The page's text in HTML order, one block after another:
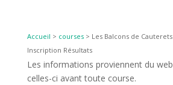
Accueil > courses> Les Balcons de
Inscription Résultats
Les informations proviennent du
celles-ci avant toute course.